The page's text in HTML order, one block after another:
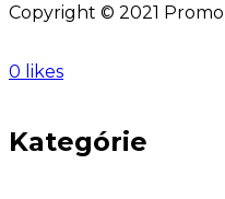
Copyright © 2021
0 likes
Kategórie